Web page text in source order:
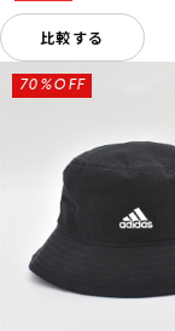
比較する
70%OFF